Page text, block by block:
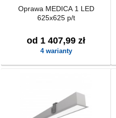
Oprawa MEDICA 1 LED
625x625 p/t
od 1 407,99 zł
4 warianty